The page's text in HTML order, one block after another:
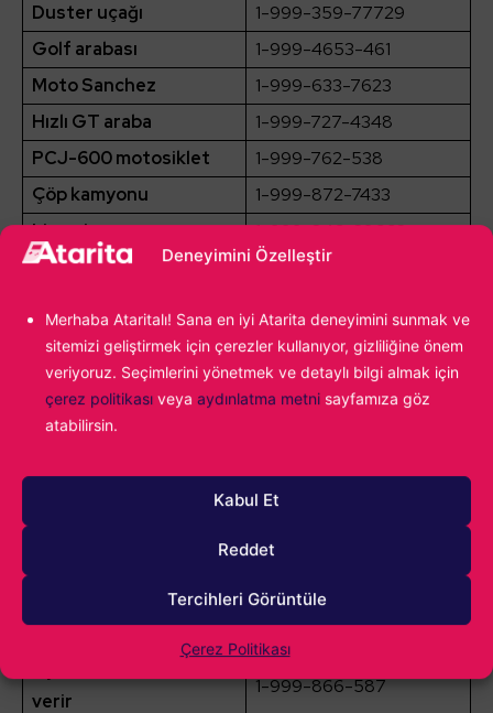
Deneyimini Özelleştir
Merhaba Ataritalı! Sana en iyi Atarita deneyimini sunmak ve
sitemizi geliştirmek için çerezler kullanıyor, gizliliğine önem
veriyoruz. Seçimlerini yönetmek ve detaylı bilgi almak için
çerez politikası veya aydınlatma metni sayfamıza göz
atabilirsin.
Kabul Et
Reddet
Tercihleri Görüntüle
Çerez Politikası
Duster uçağı
1-999-359-77729
Golf arabası
1-999-4653-461
Moto Sanchez
1-999-633-7623
Hızlı GT araba
1-999-727-4348
PCJ-600 motosiklet
1-999-762-538
Çöp kamyonu
1-999-872-7433
Limuzin
1-999-846-39663
Duke O’Death araba
Deniz uçağı (Deniz
Uçağı meydan
okumasından sonra)
1-999-398-4628
Kraken Denizaltısı
Fotoğrafçılığı meydan
1-999-282-2537
1-999-468-42637
Patlayıcı mühimmat
1-999-444-439
verir
1-999-866-587